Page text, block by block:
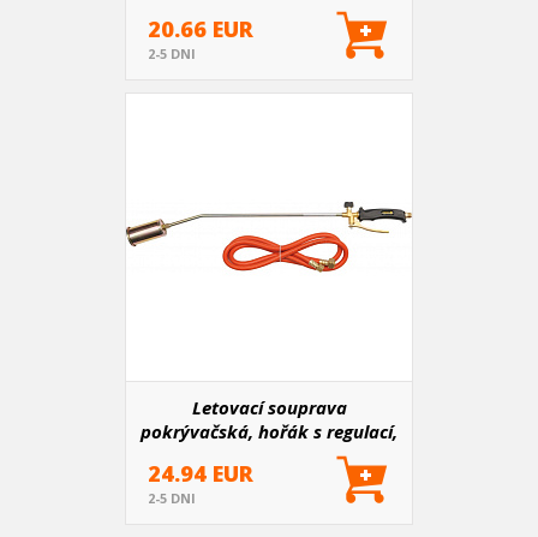
20.66 EUR
2-5 DNI
Letovací souprava
pokrývačská, hořák s regulací,
24.94 EUR
2-5 DNI